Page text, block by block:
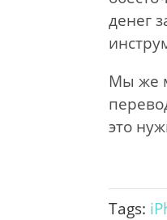
денег
Мы же
это
Tags: